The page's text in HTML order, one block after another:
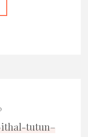
tutun–